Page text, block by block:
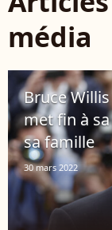
média
Bruce
met fin à
sa famille
30 mars 2022